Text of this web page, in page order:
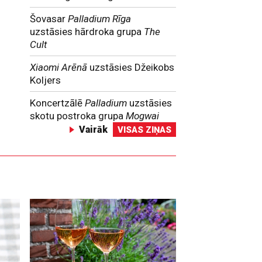
ŠovasarPalladium Rīga
uzstāsies hārdroka grupa The
Cult
Xiaomi Arēnā uzstāsies Džeikobs
Koljers
KoncertzālēPalladium uzstāsies
skotu postroka grupaMogwai
Vairāk VISAS ZIŅAS